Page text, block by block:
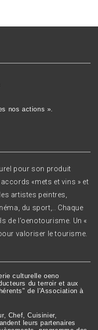
nos actions ».
pour son produit
«mets et vins » et
artistes peintres,
du sport,.. Chaque
de l’oenotourisme. Un «
valoriser le tourisme.
culturelle oeno
du terroir et aux
de l'Association à
Chef, Cuisinier,
leurs partenaires